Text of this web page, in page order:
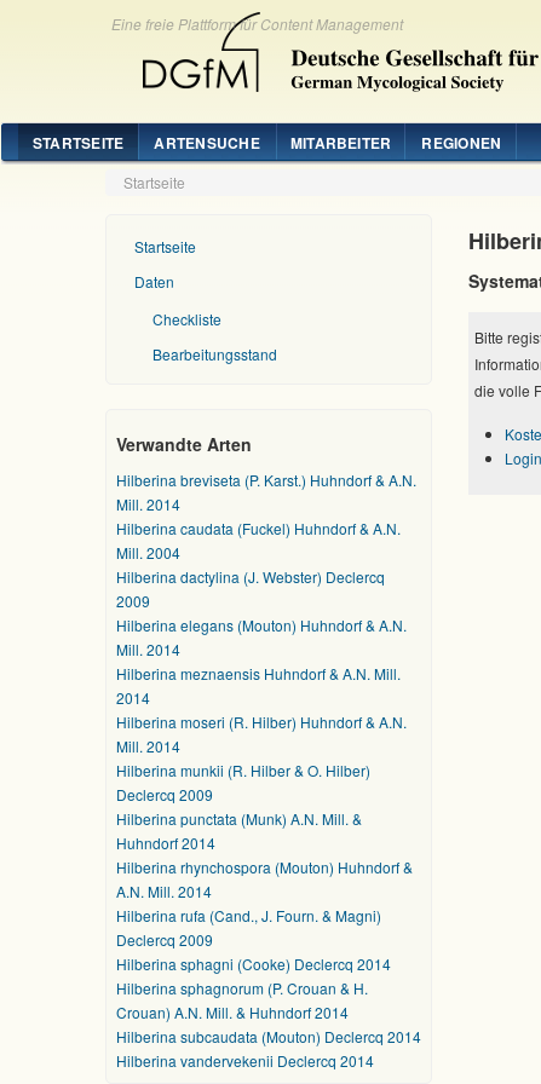
Eine freie Plattform für Content Management
STARTSEITE ARTENSUCHE MITARBEITER REGIONEN
Startseite
Startseite
Daten
Checkliste
Bearbeitungsstand
Verwandte Arten
Hilberina breviseta (P. Karst.) Huhndorf & A.N.
Mill. 2014
Hilberina caudata (Fuckel) Huhndorf & A.N.
Mill. 2004
Hilberina dactylina (J. Webster) Declercq
2009
Hilberina elegans (Mouton) Huhndorf & A.N.
Mill. 2014
Hilberina meznaensis Huhndorf & A.N. Mill.
2014
Hilberina moseri (R. Hilber) Huhndorf & A.N.
Mill. 2014
Hilberina munkii (R. Hilber & O. Hilber)
Declercq 2009
Hilberina punctata (Munk) A.N. Mill. &
Huhndorf 2014
Hilberina rhynchospora (Mouton) Huhndorf &
A.N. Mill. 2014
Hilberina rufa (Cand., J. Fourn. & Magni)
Declercq 2009
Hilberina sphagni (Cooke) Declercq 2014
Hilberina sphagnorum (P. Crouan & H.
Crouan) A.N. Mill. & Huhndorf 2014
Hilberina subcaudata (Mouton) Declercq 2014
Hilberina vandervekenii Declercq 2014
Bitte
die volle
Login